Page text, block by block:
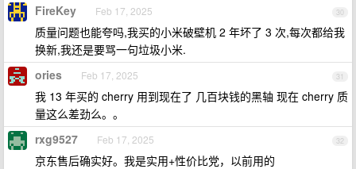
30
FireKey Feb 17, 2025
质量问题也能夸吗,我买的小米破壁机 2 年坏了 3 次,每次都给我
换新,我还是要骂一句垃圾小米.
31
ories Feb 17, 2025
我 13 年买的 cherry 用到现在了 几百块钱的黑轴 现在 cherry 质
量这么差劲么。。
32
rxg9527 Feb 17, 2025
京东售后确实好。我是实用+性价比党，以前用的